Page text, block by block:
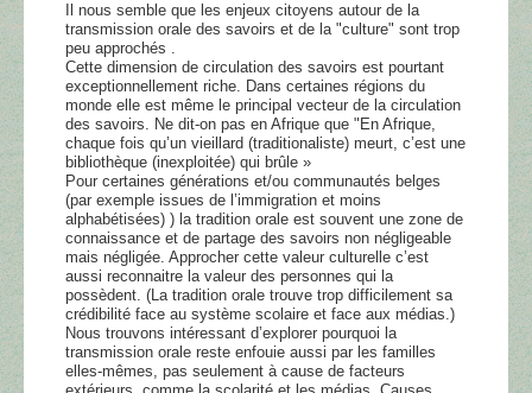
Il nous semble que les enjeux citoyens autour de la
transmission orale des savoirs et de la "culture" sont trop
peu approchés .
Cette dimension de circulation des savoirs est pourtant
exceptionnellement riche. Dans certaines régions du
monde elle est même le principal vecteur de la circulation
des savoirs. Ne dit-on pas en Afrique que "En Afrique,
chaque fois qu’un vieillard (traditionaliste) meurt, c’est une
bibliothèque (inexploitée) qui brûle »
Pour certaines générations et/ou communautés belges
(par exemple issues de l’immigration et moins
alphabétisées) ) la tradition orale est souvent une zone de
connaissance et de partage des savoirs non négligeable
mais négligée. Approcher cette valeur culturelle c’est
aussi reconnaitre la valeur des personnes qui la
possèdent. (La tradition orale trouve trop difficilement sa
crédibilité face au système scolaire et face aux médias.)
Nous trouvons intéressant d’explorer pourquoi la
transmission orale reste enfouie aussi par les familles
elles-mêmes, pas seulement à cause de facteurs